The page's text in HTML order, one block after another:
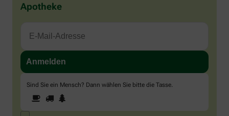
Apotheke
Sind Sie ein Mensch? Dann wählen Sie bitte die Tasse
Sie
ein
1 2